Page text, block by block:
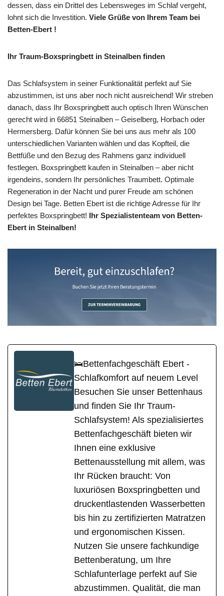
dessen, dass ein Drittel des Lebensweges im Schlaf vergeht,
lohnt sich die Investition. Viele Grüße von Ihrem Team bei
Betten-Ebert !
Ihr Traum-Boxspringbett in Steinalben finden
Das Schlafsystem in seiner Funktionalität perfekt auf Sie
abzustimmen, ist uns aber noch nicht ausreichend! Wir streben
danach, dass Ihr Boxspringbett auch optisch Ihren Wünschen
gerecht wird in 66851 Steinalben – Geiselberg, Horbach oder
Hermersberg. Dafür können Sie bei uns aus mehr als 100
unterschiedlichen Varianten wählen und das Kopfteil, die
Bettfüße und den Bezug des Rahmens ganz individuell
festlegen. Boxspringbett kaufen in Steinalben – aber nicht
irgendeins, sondern Ihr persönliches Traumbett. Optimale
Regeneration in der Nacht und purer Freude am schönen
Design bei Tage. Betten Ebert ist die richtige Adresse für Ihr
perfektes Boxspringbett! Ihr Spezialistenteam von Betten-
Ebert in Steinalben!
🛌Bettenfachgeschäft Ebert -
Schlafkomfort auf neuem Level
Besuchen Sie unser Bettenhaus
und finden Sie Ihr Traum-
Schlafsystem! Als spezialisiertes
Bettenfachgeschäft bieten wir
Ihnen eine exklusive
Bettenausstellung mit allem, was
Ihr Rücken braucht: Von
luxuriösen Boxspringbetten und
druckentlastenden Wasserbetten
bis hin zu zertifizierten Matratzen
und ergonomischen Kissen.
Nutzen Sie unsere fachkundige
Bettenberatung, um Ihre
Schlafunterlage perfekt auf Sie
abzustimmen. Qualität, die man